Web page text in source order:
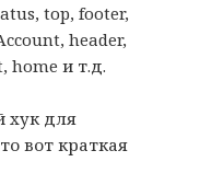
top, footer,
header,
home и т.д.
хук для
вот краткая